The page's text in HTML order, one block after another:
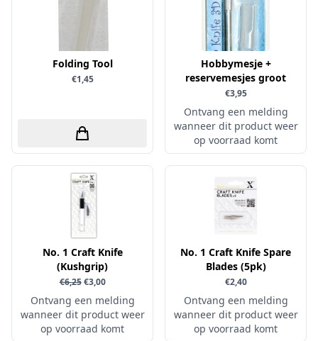
WeR Memory
Whimsy Stamps
World of Craft
wow
Yvonne Creations
Barto Design
hobbygros
Joep by Carla
Kleurlab
Olba
Pan Pastel
Folding Tool
€1,45
Hobbymesje +
reservemesjes groot
€3,95
Ontvang een melding
wanneer dit product weer
op voorraad komt
No. 1 Craft Knife
(Kushgrip)
€6,25€3,00
Ontvang een melding
wanneer dit product weer
op voorraad komt
No. 1 Craft Knife Spare
Blades (5pk)
€2,40
Ontvang een melding
wanneer dit product weer
op voorraad komt